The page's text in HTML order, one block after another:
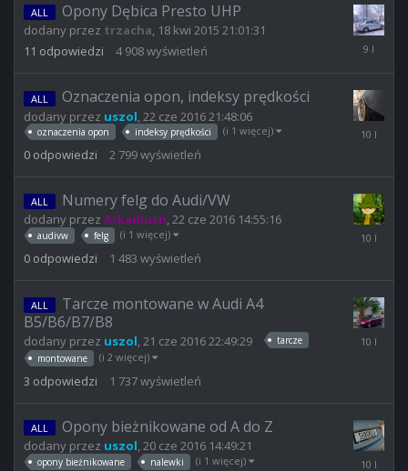
ALL Opony Dębica Presto UHP
dodany przez trzacha, 18 kwi 2015 21:01:31
11 odpowiedzi 4 908wyświetleń
24
21:06:28
ALL Oznaczenia opon, indeksy prędkości
dodany przez uszol 22 cze 2016 21:48:06
oznaczenia opon indeksy prędkości (i 1 więcej)
0 odpowiedzi 2 799wyświetleń
22
ALL Numery felg do Audi/VW
dodany przez Arkadiush,22 cze 2016 14:55:16
audivw felg (i 1 więcej)
0 odpowiedzi 1 483 wyświetleń
22
ALL
Tarcze montowane w Audi A4
B5/B6/B7/B8
dodany przez uszol,21 cze 2016 22:49:29
tarcze
montowane
(i 2 więcej)
3 odpowiedzi 1 737wyświetleń
22
ALL Opony bieżnikowane od A do Z
dodany przez uszol,20 cze 2016 14:49:21
opony bieżnikowane nalewki (i 1 więcej)
21